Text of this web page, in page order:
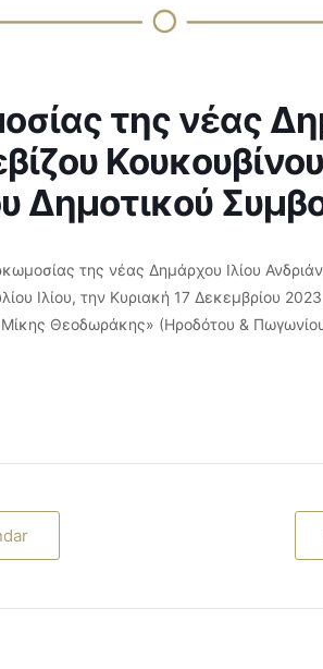
της νέας
Δημοτικού
της νέας Δημάρχου Ιλίου
Ιλίου, την Κυριακή 17 Δεκεμβρίου
Θεοδωράκης» (Ηροδότου &